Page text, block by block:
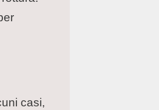
casi,